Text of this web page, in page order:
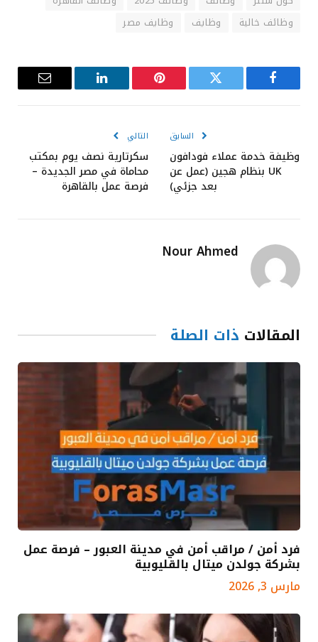
وظائف خالية
وظايف وظايف مصر
فيسبوك تويتر بينتيريست لينكدإن
البريد
السابق
وظيفة خدمة عملاء فودافون
UK بنظام هجين (عمل عن
بعد جزئي)
التالي
سكرتارية نصف يوم بمكتب
محاماة في مصر الجديدة –
فرصة عمل بالقاهرة
Nour Ahmed
المقالات ذات الصلة
فرد أمن / مراقب أمن في مدينة العبور – فرصة عمل
بشركة جولدن ميتال بالقليوبية
مارس 3, 2026